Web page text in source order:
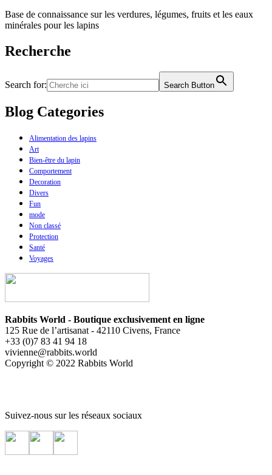
Base de connaissance sur les verdures, légumes, fruits et les eaux
minérales pour les lapins
Recherche
Search for: Search Button
Blog Categories
Alimentation des lapins
Art
Bien-être du lapin
Comportement
Decoration
Divers
Fun
mode
Non classé
Protection
Santé
Voyages
Rabbits World - Boutique exclusivement en ligne
125 Rue de l’artisanat - 42110 Civens, France
+33 (0)7 83 41 94 18
vivienne@rabbits.world
Copyright © 2022 Rabbits World
Suivez-nous sur les réseaux sociaux